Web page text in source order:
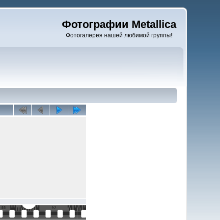
Фотографии Metallica
Фотогалерея нашей любимой группы!